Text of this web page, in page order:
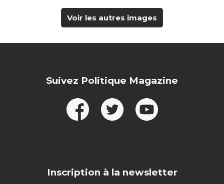
Voir les autres images
Suivez Politique Magazine
Inscription à la newsletter